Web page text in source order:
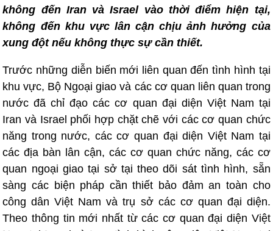
không đến Iran và Israel vào thời điểm hiện tại,
không đến khu vực lân cận chịu ảnh hưởng của
xung đột nếu không thực sự cần thiết.
Trước những diễn biến mới liên quan đến tình hình tại
khu vực, Bộ Ngoại giao và các cơ quan liên quan trong
nước đã chỉ đạo các cơ quan đại diện Việt Nam tại
Iran và Israel phối hợp chặt chẽ với các cơ quan chức
năng trong nước, các cơ quan đại diện Việt Nam tại
các địa bàn lân cận, các cơ quan chức năng, các cơ
quan ngoại giao tại sở tại theo dõi sát tình hình, sẵn
sàng các biện pháp cần thiết bảo đảm an toàn cho
công dân Việt Nam và trụ sở các cơ quan đại diện.
Theo thông tin mới nhất từ các cơ quan đại diện Việt